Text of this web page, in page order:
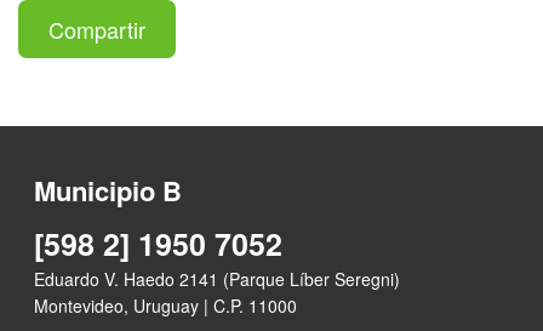
Compartir
Municipio B
[598 2] 1950 7052
Eduardo V. Haedo 2141 (Parque Líber Seregni)
Montevideo, Uruguay | C.P. 11000